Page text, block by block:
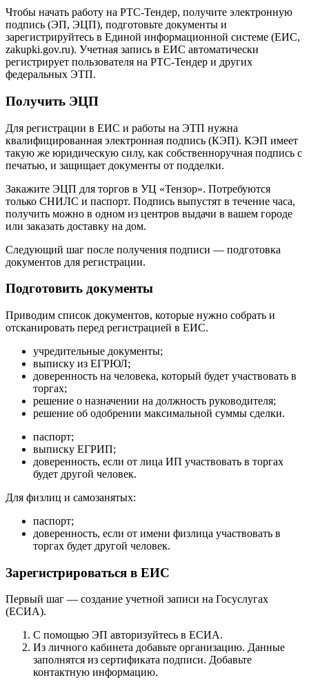
Чтобы начать работу на РТС-Тендер, получите электронную
подпись (ЭП, ЭЦП), подготовьте документы и
зарегистрируйтесь в Единой информационной системе (ЕИС,
zakupki.gov.ru). Учетная запись в ЕИС автоматически
регистрирует пользователя на РТС-Тендер и других
федеральных ЭТП.
Получить ЭЦП
Для регистрации в ЕИС и работы на ЭТП нужна
квалифицированная электронная подпись (КЭП). КЭП имеет
такую же юридическую силу, как собственноручная подпись с
печатью, и защищает документы от подделки.
Закажите ЭЦП для торгов в УЦ «Тензор». Потребуются
только СНИЛС и паспорт. Подпись выпустят в течение часа,
получить можно в одном из центров выдачи в вашем городе
или заказать доставку на дом.
Следующий шаг после получения подписи — подготовка
документов для регистрации.
Подготовить документы
Приводим список документов, которые нужно собрать и
отсканировать перед регистрацией в ЕИС.
учредительные документы;
выписку из ЕГРЮЛ;
доверенность на человека, который будет участвовать в
торгах;
решение о назначении на должность руководителя;
решение об одобрении максимальной суммы сделки.
паспорт;
выписку ЕГРИП;
доверенность, если от лица ИП участвовать в торгах
будет другой человек.
Для физлиц и самозанятых:
паспорт;
доверенность, если от имени физлица участвовать в
торгах будет другой человек.
Зарегистрироваться в ЕИС
Первый шаг — создание учетной записи на Госуслугах
(ЕСИА).
С помощью ЭП авторизуйтесь в ЕСИА.
Из личного кабинета добавьте организацию. Данные
заполнятся из сертификата подписи. Добавьте
контактную информацию.